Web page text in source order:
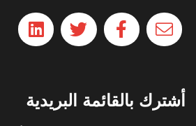
أشترك بالقائمة البريدية